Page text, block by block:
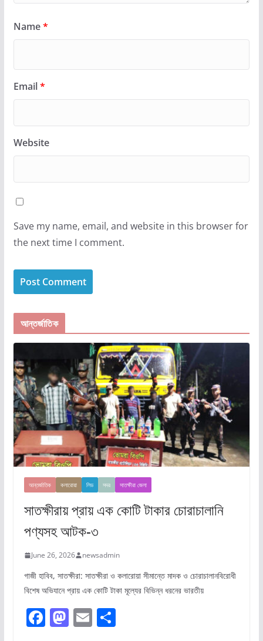
Name*
Email*
Website
Save my name, email, and website in this browser for
the next time I comment.
আন্তর্জাতিক
আন্তর্জাতিক কলারোয়া লিড সদর সাতক্ষীরা জেলা
সাতক্ষীরায় প্রায় এক কোটি টাকার চোরাচালানি
পণ্যসহ আটক-৩
June 26, 2026 newsadmin
গাজী হাবিব, সাতক্ষীরা: সাতক্ষীরা ও কলারোয়া সীমান্তে মাদক ও চোরাচালানবিরোধী
বিশেষ অভিযানে প্রায় এক কোটি টাকা মূল্যের বিভিন্ন ধরনের ভারতীয়
F M E S